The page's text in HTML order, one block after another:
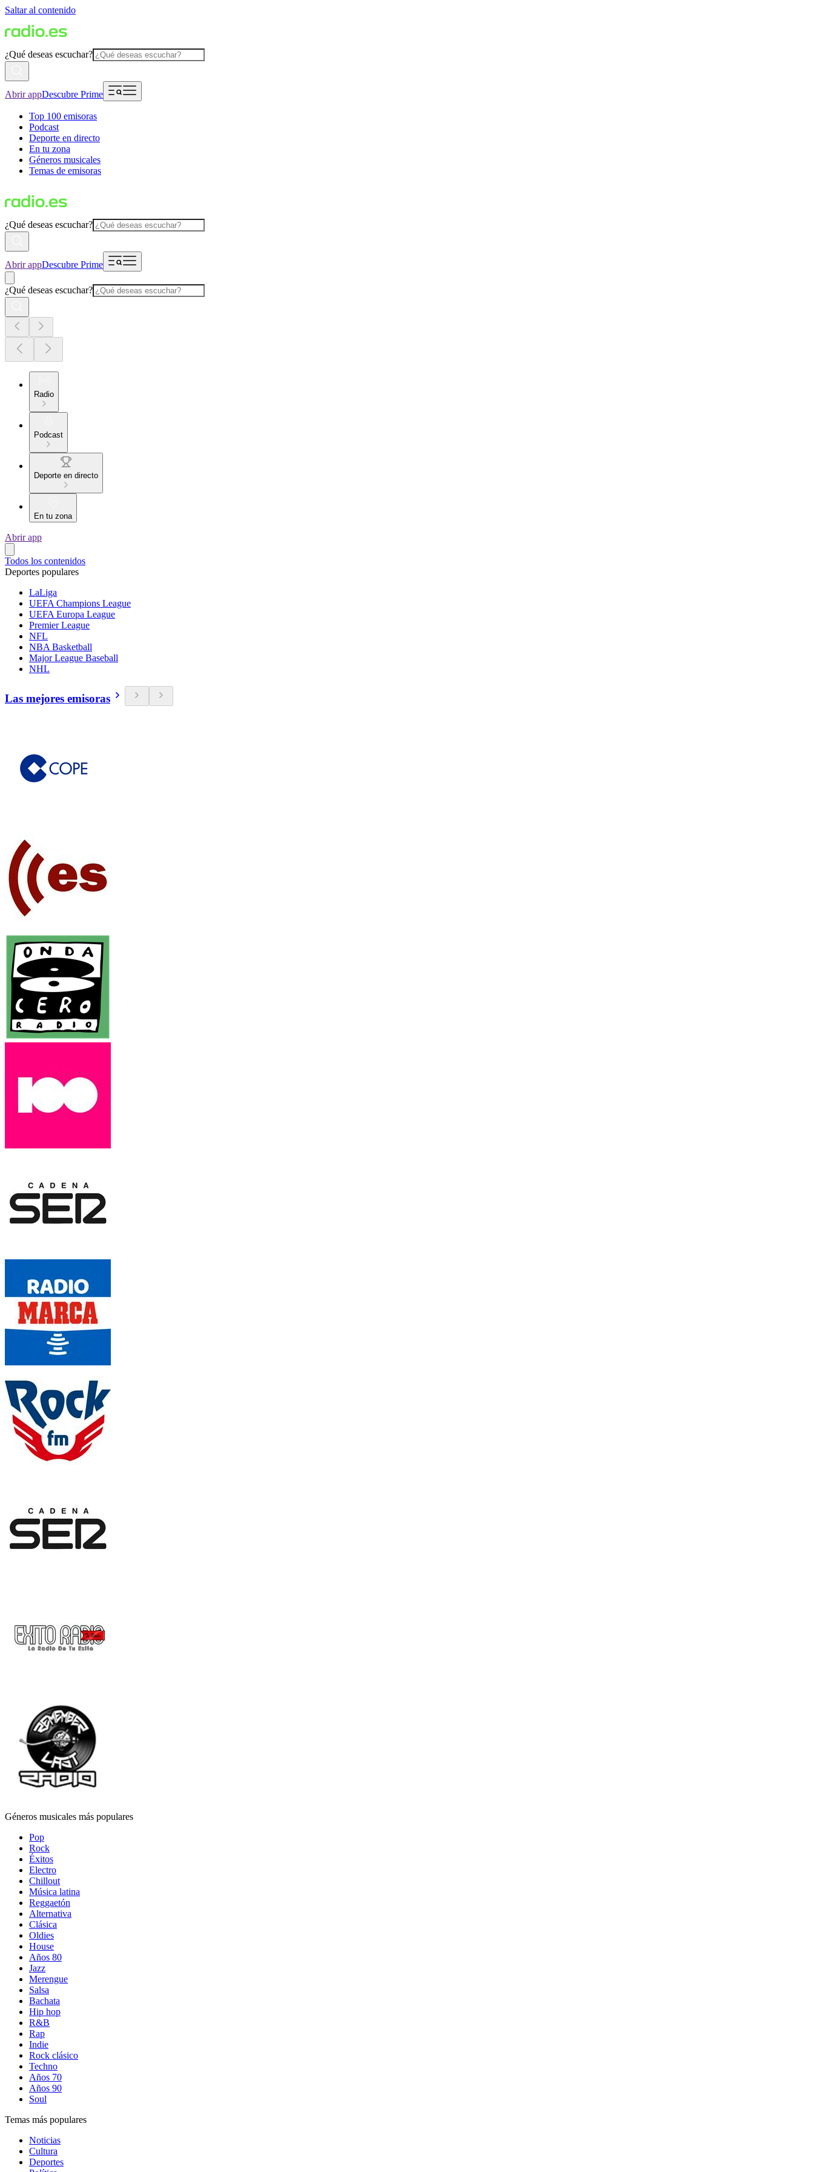
Saltar al contenido
¿Qué deseas escuchar?
Abrir appDescubre Prime
Top 100 emisoras
Podcast
Deporte en directo
En tu zona
Géneros musicales
Temas de emisoras
¿Qué deseas escuchar?
Abrir appDescubre Prime
¿Qué deseas escuchar?
Radio
Podcast
Deporte en directo
En tu zona
Abrir app
Todos los contenidos
Deportes populares
LaLiga
UEFA Champions League
UEFA Europa League
Premier League
NFL
NBA Basketball
Major League Baseball
NHL
Las mejores emisoras
Géneros musicales más populares
Pop
Rock
Éxitos
Electro
Chillout
Música latina
Reggaetón
Alternativa
Clásica
Oldies
House
Años 80
Jazz
Merengue
Salsa
Bachata
Hip hop
R&B
Rap
Indie
Rock clásico
Techno
Años 70
Años 90
Soul
Temas más populares
Noticias
Cultura
Deportes